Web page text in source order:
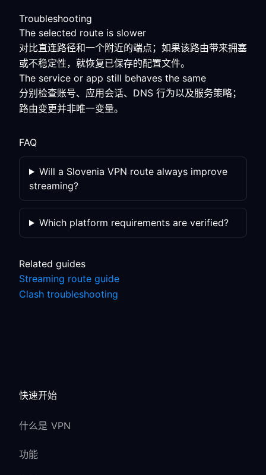
Troubleshooting
The selected route is slower
对比直连路径和一个附近的端点；如果该路由带来拥塞
或不稳定性，就恢复已保存的配置文件。
The service or app still behaves the same
分别检查账号、应用会话、DNS 行为以及服务策略；
路由变更并非唯一变量。
FAQ
Will a Slovenia VPN route always improve
streaming?
Which platform requirements are verified?
Related guides
Streaming route guide
Clash troubleshooting
快速开始
什么是 VPN
功能